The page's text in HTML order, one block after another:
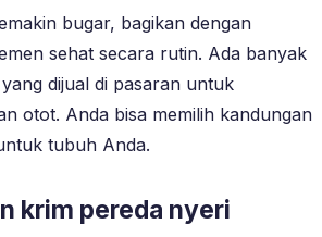
bugar, bagikan dengan
sehat secara rutin. Ada banyak
dijual di pasaran untuk
otot. Anda bisa memilih kandungan
tubuh Anda.
krim pereda nyeri